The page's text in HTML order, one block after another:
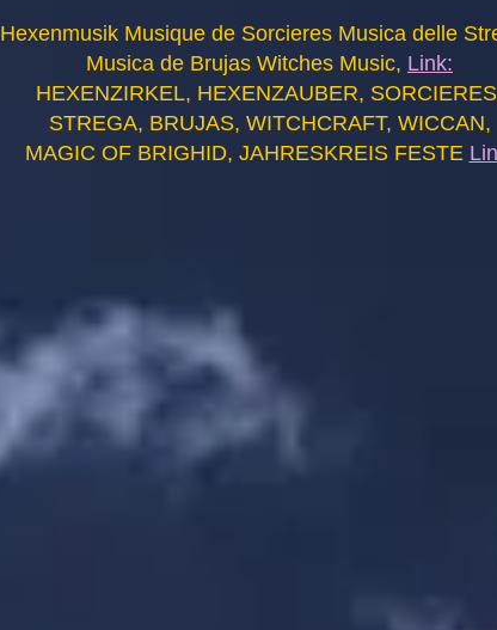
Hexenmusik Musique de Sorcieres Musica delle
Musica de Brujas Witches Music, Link:
HEXENZIRKEL, HEXENZAUBER,
STREGA, BRUJAS, WITCHCRAFT, WICCAN,
MAGIC OF BRIGHID, JAHRESKREIS FESTE